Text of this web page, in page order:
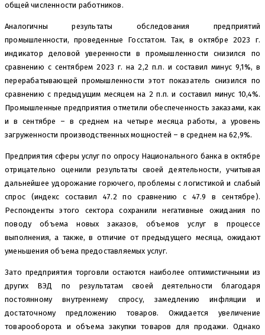
общей численности работников.
Аналогичны результаты обследования предприятий
промышленности, проведенные Госстатом. Так, в октябре 2023 г.
индикатор деловой уверенности в промышленности снизился по
сравнению с сентябрем 2023 г. на 2,2 п.п. и составил минус 9,1%, в
перерабатывающей промышленности этот показатель снизился по
сравнению с предыдущим месяцем на 2 п.п. и составил минус 10,4%.
Промышленные предприятия отметили обеспеченность заказами, как
и в сентябре – в среднем на четыре месяца работы, а уровень
загруженности производственных мощностей – в среднем на 62,9%.
Предприятия сферы услуг по опросу Национального банка в октябре
отрицательно оценили результаты своей деятельности, учитывая
дальнейшее удорожание горючего, проблемы с логистикой и слабый
спрос (индекс составил 47.2 по сравнению с 47.9 в сентябре).
Респонденты этого сектора сохранили негативные ожидания по
поводу объема новых заказов, объемов услуг в процессе
выполнения, а также, в отличие от предыдущего месяца, ожидают
уменьшения объема предоставляемых услуг.
Зато предприятия торговли остаются наиболее оптимистичными из
других ВЭД по результатам своей деятельности благодаря
постоянному внутреннему спросу, замедлению инфляции и
достаточному предложению товаров. Ожидается увеличение
товарооборота и объема закупки товаров для продажи. Однако